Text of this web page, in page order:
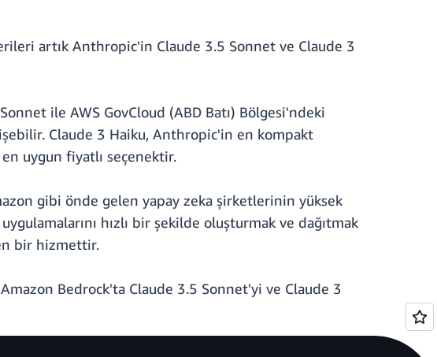
artık Anthropic'in Claude 3.5 Sonnet ve Claude 3
ile AWS GovCloud (ABD Batı) Bölgesi'ndeki
Claude 3 Haiku, Anthropic'in en kompakt
uygun fiyatlı seçenektir.
gibi önde gelen yapay zeka şirketlerinin yüksek
hızlı bir şekilde oluşturmak ve dağıtmak
bir hizmettir.
Bedrock'ta Claude 3.5 Sonnet'yi ve Claude 3